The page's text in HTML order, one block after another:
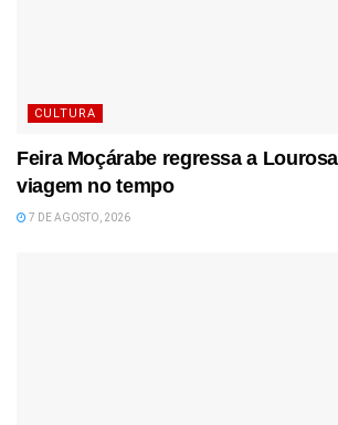
CULTURA
Feira Moçárabe regressa a
viagem no tempo
7 DE AGOSTO, 2026